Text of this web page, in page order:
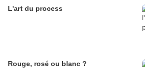
L'art du process
Rouge, rosé ou blanc ?